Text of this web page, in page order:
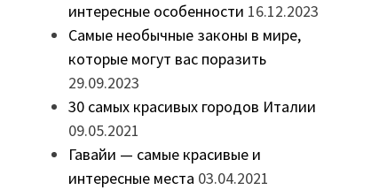
интересные особенности 16.12.2023
Самые необычные законы в мире,
которые могут вас поразить
29.09.2023
30 самых красивых городов Италии
09.05.2021
Гавайи — самые красивые и
интересные места 03.04.2021